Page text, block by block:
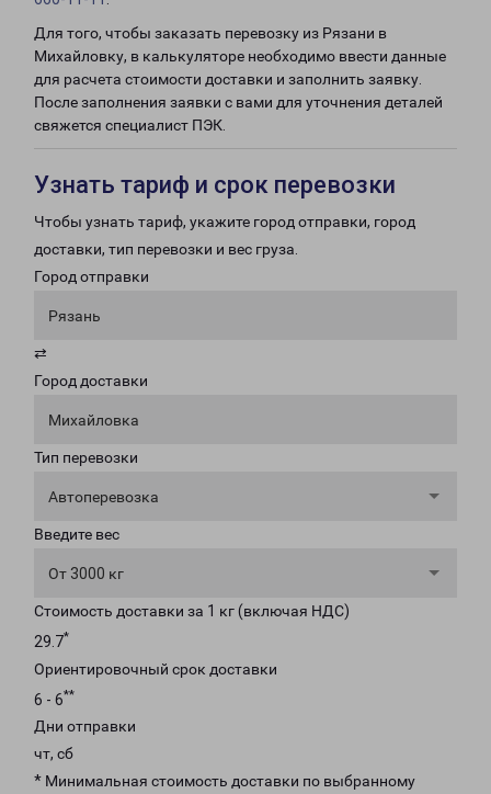
Для того, чтобы заказать перевозку из Рязани в
Михайловку, в калькуляторе необходимо ввести данные
для расчета стоимости доставки и заполнить заявку.
После заполнения заявки с вами для уточнения деталей
свяжется специалист ПЭК.
Узнать тариф и срок перевозки
Чтобы узнать тариф, укажите город отправки, город
доставки, тип перевозки и вес груза.
Город отправки
Рязань
⇄
Город доставки
Михайловка
Тип перевозки
Автоперевозка
Введите вес
От 3000 кг
Стоимость доставки за 1 кг (включая НДС)
29.7*
Ориентировочный срок доставки
6 - 6**
Дни отправки
чт, сб
* Минимальная стоимость доставки по выбранному